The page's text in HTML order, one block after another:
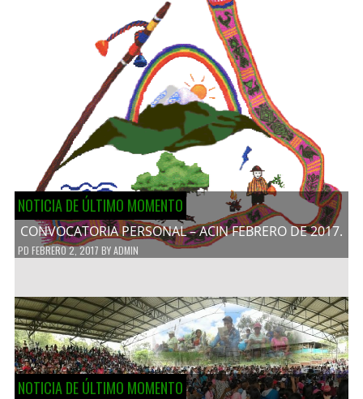
NOTICIA DE ÚLTIMO MOMENTO
CONVOCATORIA PERSONAL – ACIN FEBRERO DE 2017.
PD FEBRERO 2, 2017 BYADMIN
NOTICIA DE ÚLTIMO MOMENTO